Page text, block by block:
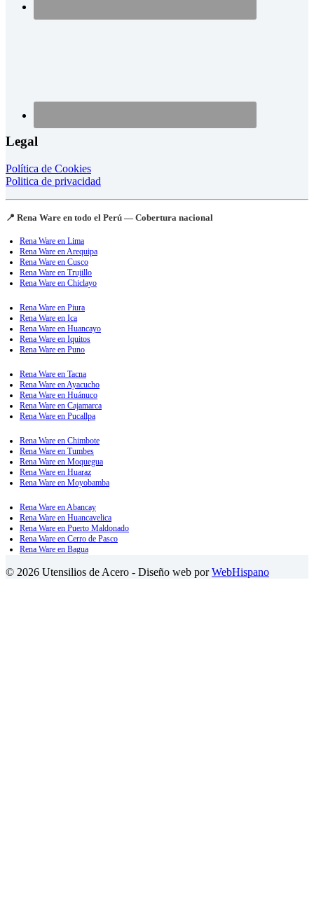
Legal
Política de Cookies
Politica de privacidad
📍 Rena Ware en todo el Perú — Cobertura nacional
Rena Ware en Lima
Rena Ware en Arequipa
Rena Ware en Cusco
Rena Ware en Trujillo
Rena Ware en Chiclayo
Rena Ware en Piura
Rena Ware en Ica
Rena Ware en Huancayo
Rena Ware en Iquitos
Rena Ware en Puno
Rena Ware en Tacna
Rena Ware en Ayacucho
Rena Ware en Huánuco
Rena Ware en Cajamarca
Rena Ware en Pucallpa
Rena Ware en Chimbote
Rena Ware en Tumbes
Rena Ware en Moquegua
Rena Ware en Huaraz
Rena Ware en Moyobamba
Rena Ware en Abancay
Rena Ware en Huancavelica
Rena Ware en Puerto Maldonado
Rena Ware en Cerro de Pasco
Rena Ware en Bagua
© 2026 Utensilios de Acero - Diseño web porWebHispano